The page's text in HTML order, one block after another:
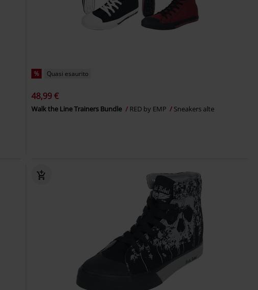
% Quasi esaurito
48,99 €
Walk the Line Trainers Bundle RED by EMP Sneakers alte